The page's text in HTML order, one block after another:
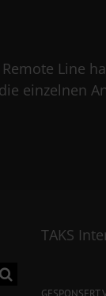
Line
einzelnen
TAKS
GESPONSERT